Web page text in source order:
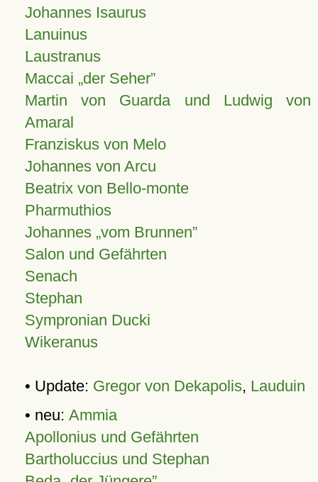
Johannes Isaurus
Lanuinus
Laustranus
Maccai „der Seher”
Martin von Guarda und Ludwig von
Amaral
Franziskus von Melo
Johannes von Arcu
Beatrix von Bello-monte
Pharmuthios
Johannes vom Brunnen
Salon und Gefährten
Senach
Stephan
Sympronian Ducki
Wikeranus
• Update: Gregor von Dekapolis, Lauduin
• neu: Ammia
Apollonius und Gefährten
Bartholuccius und Stephan